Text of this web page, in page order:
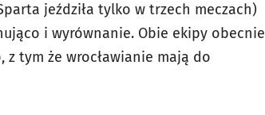
jeździła tylko w trzech meczach)
i wyrównanie. Obie ekipy obecnie
tym że wrocławianie mają do